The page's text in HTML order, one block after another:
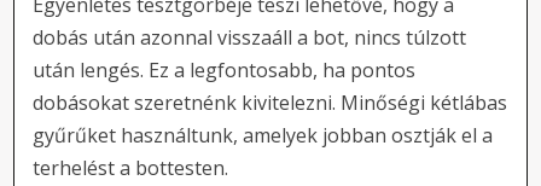
dobás után azonnal visszaáll a bot, nincs túlzott
után lengés. Ez a legfontosabb, ha pontos
dobásokat szeretnénk kivitelezni. Minőségi kétlábas
gyűrűket használtunk, amelyek jobban osztják el a
terhelést a bottesten.